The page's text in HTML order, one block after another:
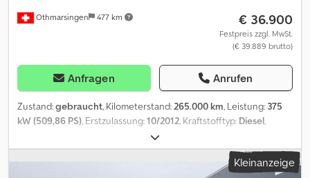
Othmarsingen 477 km € 36.900
Festpreis zzgl. MwSt.
(€ 39.889 brutto)
Anfragen Anrufen
Zustand:gebraucht, Kilometerstand: 265.000 km, Leistung: 375
kW (509,86 PS) , Erstzulassung:10/2012 , Kraftstofftyp: Diesel
, Bremsen:
Automatisch, Emissionsklasse:Euro6, Ausstattung:Rußfilter, -
Retarder- Klima- Lift- &amp, Lenkachse- Tank Schwingenschlögel
Kleinanzeige